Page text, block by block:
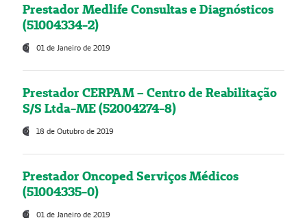
Prestador Medlife Consultas e Diagnósticos
(51004334-2)
01 de Janeiro de 2019
Prestador CERPAM – Centro de Reabilitação
S/S Ltda-ME (52004274-8)
18 de Outubro de 2019
Prestador Oncoped Serviços Médicos
(51004335-0)
01 de Janeiro de 2019